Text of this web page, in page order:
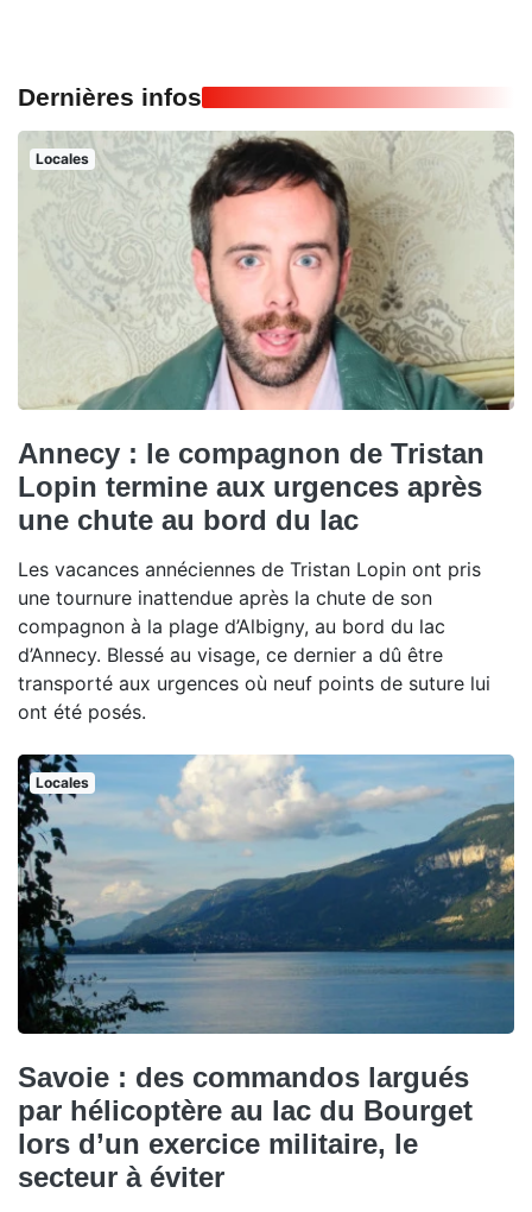
Dernières infos
Locales
Annecy : le compagnon de Tristan
Lopin termine aux urgences après
une chute au bord du lac
Les vacances annéciennes de Tristan Lopin ont pris
une tournure inattendue après la chute de son
compagnon à la plage d’Albigny, au bord du lac
d’Annecy. Blessé au visage, ce dernier a dû être
transporté aux urgences où neuf points de suture lui
ont été posés.
Locales
Savoie : des commandos largués
par hélicoptère au lac du Bourget
lors d’un exercice militaire, le
secteur à éviter